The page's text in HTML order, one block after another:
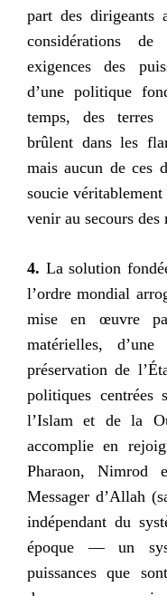
part des dirigeants
considérations
exigences des
d’une politique
temps, des terres
brûlent dans les
mais aucun de ces
soucie
venir au secours des
4. La solution
l’ordre mondial
mise en œuvre
matérielles,
préservation de
politiques centrées
l’Islam et de la
accomplie en
Pharaon,
Messager d’Allah
indépendant du
époque — un
puissances que